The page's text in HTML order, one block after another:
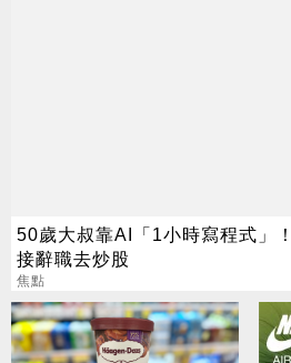
50歲大叔靠AI「1小時寫程式」
接辭職去炒股
焦點